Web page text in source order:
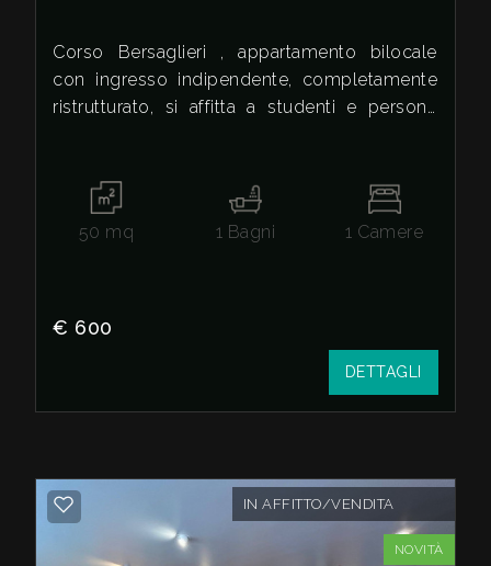
Corso Bersaglieri , appartamento bilocale
con ingresso indipendente, completamente
ristrutturato, si affitta a studenti e persone
50 mq 1 Bagni 1 Camere
€ 600
DETTAGLI
IN AFFITTO/VENDITA
NOVITÀ